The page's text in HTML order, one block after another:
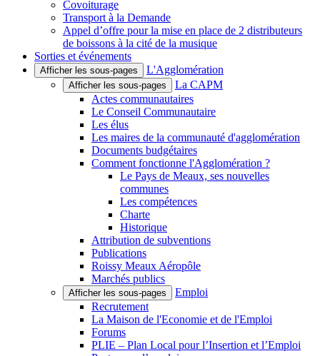
Covoiturage
Transport à la Demande
Appel d’offre pour la mise en place de 2 distributeurs
de boissons à la cité de la musique
Sorties et événements
Afficher les sous-pages L'Agglomération
Afficher les sous-pages
La CAPM
Actes communautaires
Le Conseil Communautaire
Les élus
Les maires de la communauté d'agglomération
Documents budgétaires
Comment fonctionne l'Agglomération ?
Le Pays de Meaux, ses nouvelles
communes
Les compétences
Charte
Historique
Attribution de subventions
Publications
Roissy Meaux Aéropôle
Marchés publics
Afficher les sous-pages
Emploi
Recrutement
La Maison de l'Economie et de l'Emploi
Forums
PLIE – Plan Local pour l’Insertion et l’Emploi